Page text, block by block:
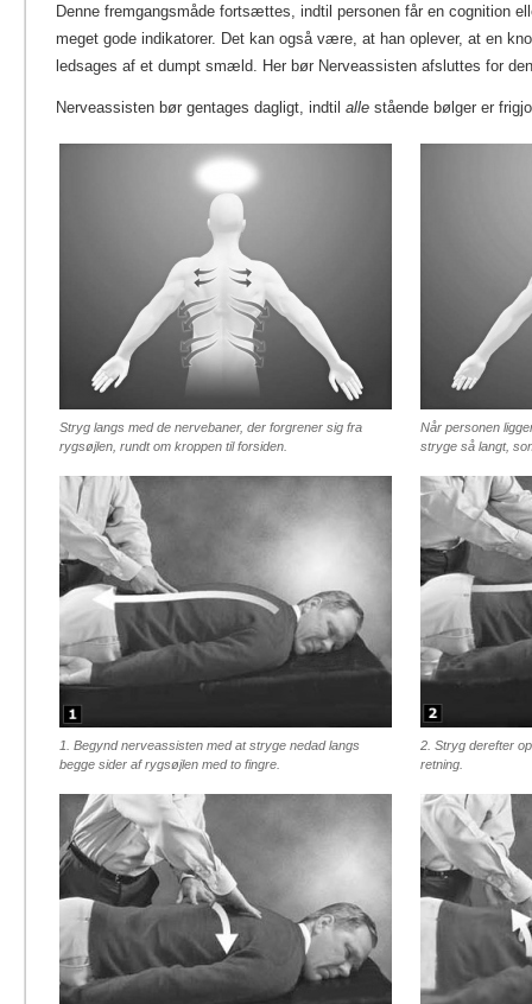
Denne fremgangsmåde fortsættes, indtil personen får en cognition
meget gode indikatorer. Det kan også være, at han oplever, at en
ledsages af et dumpt smæld. Her bør Nerveassisten afsluttes for
Nerveassisten bør gentages dagligt, indtil alle stående bølger er
Stryg langs med de nervebaner, der forgrener sig fra
rygsøjlen, rundt om kroppen til forsiden.
Når personen
stryge så langt,
1. Begynd nerveassisten med at stryge nedad langs
begge sider af rygsøjlen med to fingre.
2. Stryg derefter
retning.